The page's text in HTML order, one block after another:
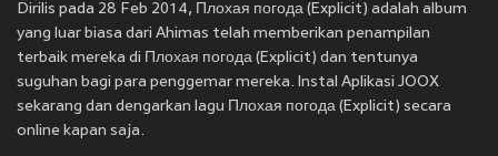
Dirilis pada 28 Feb 2014, Плохая погода (Explicit) adalah album
yang luar biasa dari Ahimas telah memberikan penampilan
terbaik mereka di Плохая погода (Explicit) dan tentunya
suguhan bagi para penggemar mereka. Instal Aplikasi JOOX
sekarang dan dengarkan lagu Плохая погода (Explicit) secara
online kapan saja.